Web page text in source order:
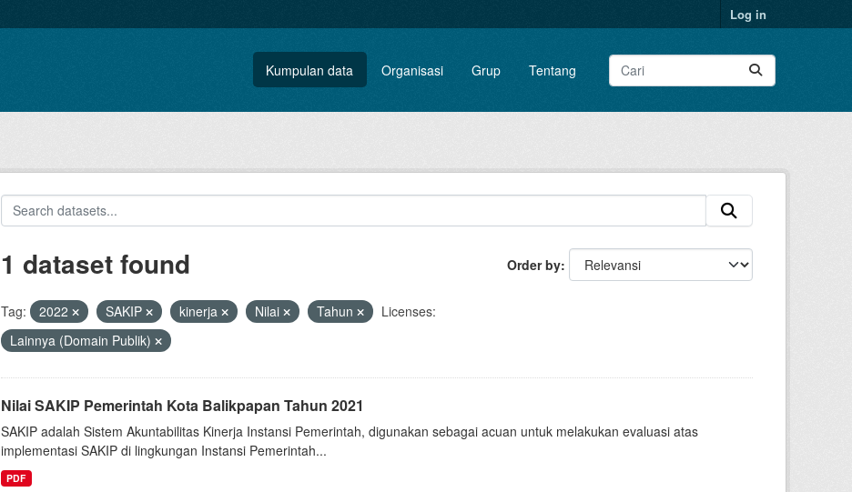
Log in
Kumpulan data Organisasi Grup Tentang
Order by
1 dataset found
Tag: 2022 SAKIP kinerja Nilai Tahun
Licenses:
Lainnya (Domain Publik)
Nilai SAKIP Pemerintah Kota Balikpapan Tahun 2021
SAKIP adalah Sistem Akuntabilitas Kinerja Instansi Pemerintah, digunakan sebagai acuan untuk melakukan evaluasi atas
implementasi SAKIP di lingkungan Instansi Pemerintah...
PDF